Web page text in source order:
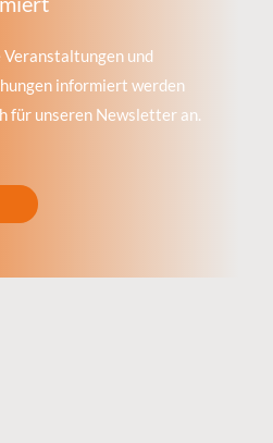
Veranstaltungen und
informiert werden
für unseren Newsletter an.